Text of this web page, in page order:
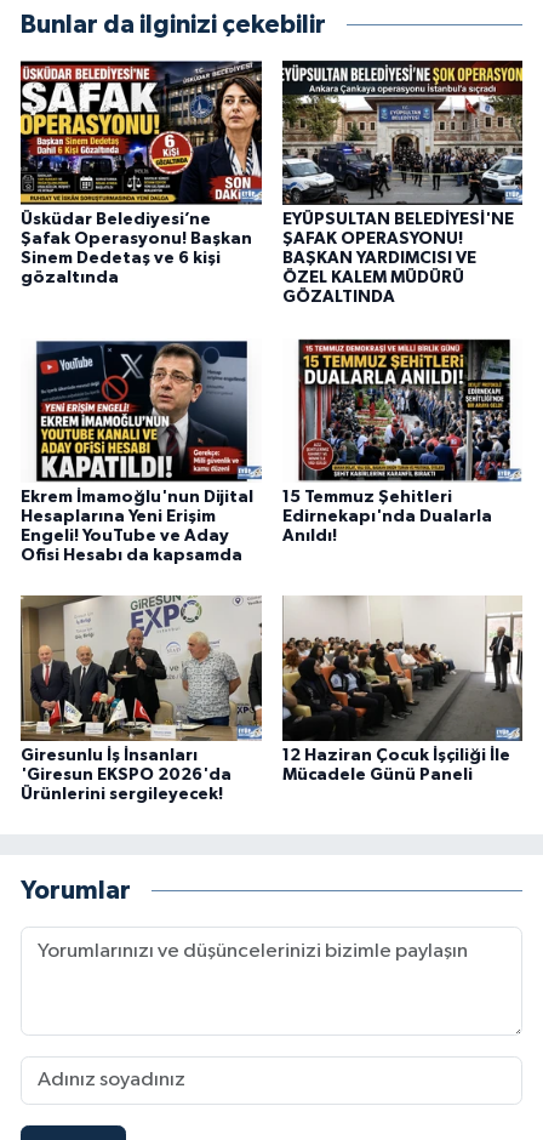
Bunlar da ilginizi çekebilir
Üsküdar Belediyesi’ne
Şafak Operasyonu! Başkan
Sinem Dedetaş ve 6 kişi
gözaltında
EYÜPSULTAN BELEDİYESİ'NE
ŞAFAK OPERASYONU!
BAŞKAN YARDIMCISI VE
ÖZEL KALEM MÜDÜRÜ
GÖZALTINDA
Ekrem İmamoğlu'nun Dijital
Hesaplarına Yeni Erişim
Engeli! YouTube ve Aday
Ofisi Hesabı da kapsamda
15 Temmuz Şehitleri
Edirnekapı'nda Dualarla
Anıldı!
Giresunlu İş İnsanları
'Giresun EKSPO 2026'da
Ürünlerini sergileyecek!
12 Haziran Çocuk İşçiliği İle
Mücadele Günü Paneli
Yorumlar